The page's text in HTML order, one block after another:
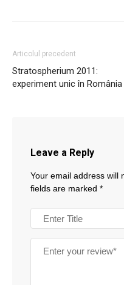
Articolul precedent
Stratospherium 2011:
experiment unic în România
Leave a Reply
Your email address will
fields are marked *